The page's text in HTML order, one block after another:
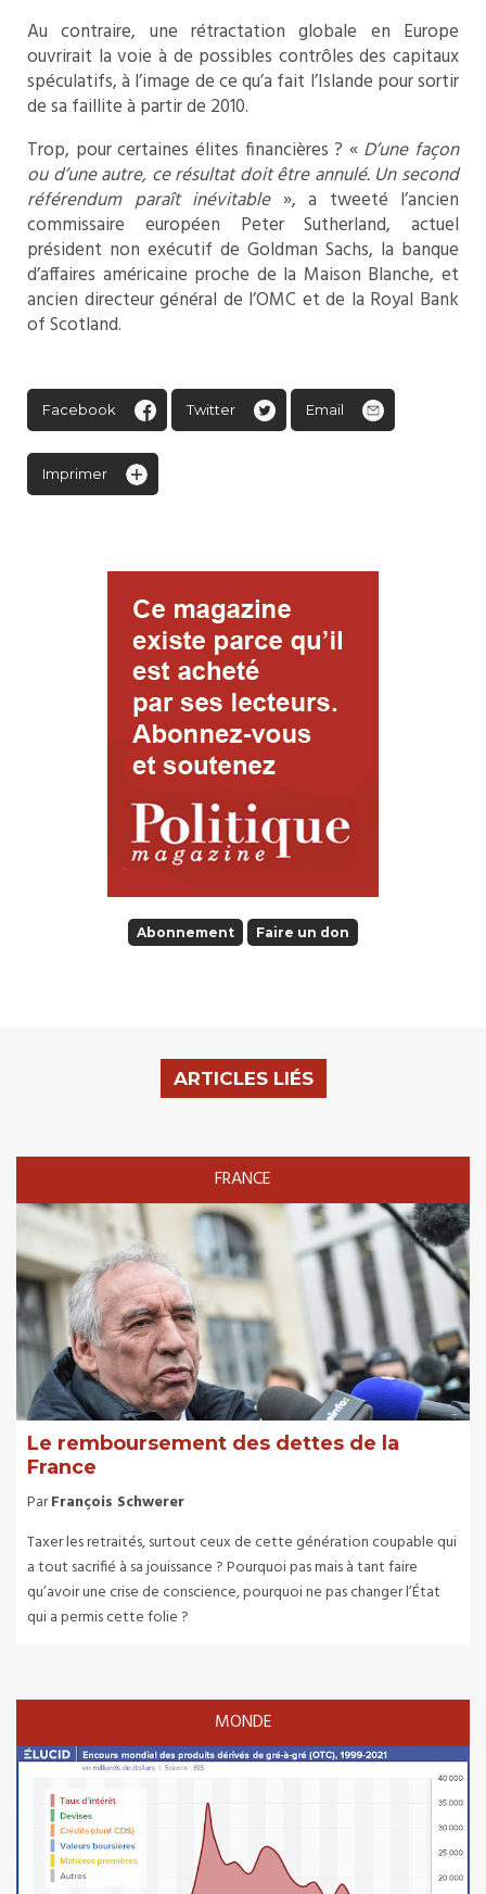
Au contraire, une rétractation globale en Europe
ouvrirait la voie à de possibles contrôles des capitaux
spéculatifs, à l’image de ce qu’a fait l’Islande pour sortir
de sa faillite à partir de 2010.
Trop, pour certaines élites financières ? « D’une façon
ou d’une autre, ce résultat doit être annulé. Un second
référendum paraît inévitable», a tweeté l’ancien
commissaire européen Peter Sutherland, actuel
président non exécutif de Goldman Sachs, la banque
d’affaires américaine proche de la Maison Blanche, et
ancien directeur général de l’OMC et de la Royal Bank
of Scotland.
Facebook Twitter Email
Imprimer
Abonnement Faire un don
ARTICLES LIÉS
FRANCE
Le remboursement des dettes de la
France
ParFrançois Schwerer
Taxer les retraités, surtout ceux de cette génération coupable qui
a tout sacrifié à sa jouissance ? Pourquoi pas mais à tant faire
qu’avoir une crise de conscience, pourquoi ne pas changer l’État
qui a permis cette folie ?
MONDE